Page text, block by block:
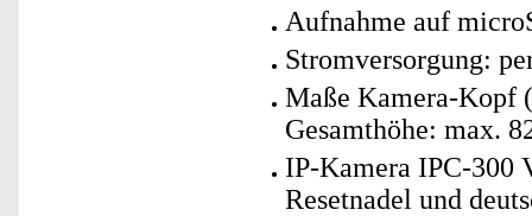
Aufnahme auf
Stromversorgung:
Maße Kamera-Kopf
Gesamthöhe: max.
IP-Kamera IPC-300
Resetnadel und